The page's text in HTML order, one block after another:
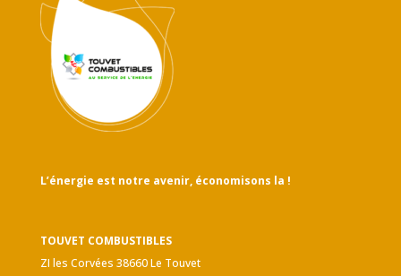
L’énergie est notre avenir, économisons la !
TOUVET COMBUSTIBLES
ZI les Corvées 38660 Le Touvet